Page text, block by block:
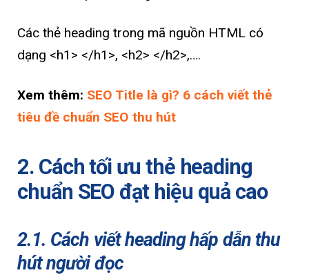
Các thẻ heading trong mã nguồn HTML có
dạng <h1> </h1>, <h2> </h2>,….
Xem thêm: SEO Title là gì? 6 cách viết thẻ
tiêu đề chuẩn SEO thu hút
2. Cách tối ưu thẻ heading
chuẩn SEO đạt hiệu quả cao
2.1. Cách viết heading hấp dẫn thu
hút người đọc